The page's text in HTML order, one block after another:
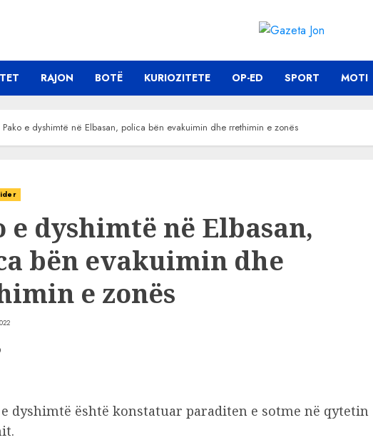
RAJON BOTË KURIOZITETE OP-ED SPORT MOTI
Pako e dyshimtë në Elbasan, polica bën evakuimin dhe rrethimin e zonës
e dyshimtë në Elbasan,
bën evakuimin dhe
e zonës
dyshimtë është konstatuar paraditen e sotme në qytetin